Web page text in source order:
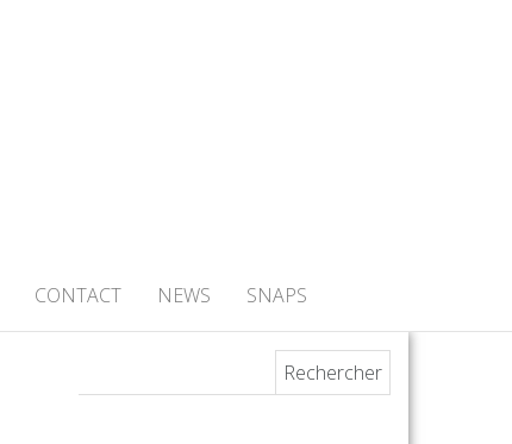
CONTACT NEWS SNAPS